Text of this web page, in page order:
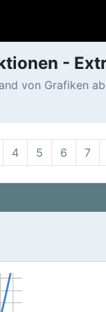
-
von Grafiken
4 5 6 7